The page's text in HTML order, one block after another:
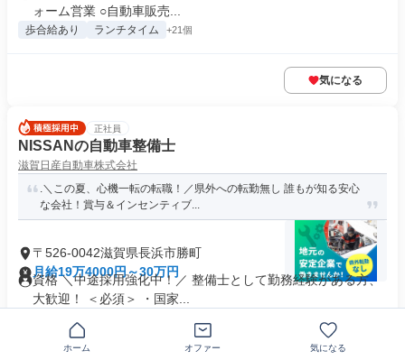
ォーム営業 ○自動車販売...
歩合給あり ランチタイム +21個
気になる
正社員
NISSANの自動車整備士
滋賀日産自動車株式会社
.＼この夏、心機一転の転職！／県外への転勤無し 誰もが知る安心
な会社！賞与＆インセンティブ...
〒526-0042滋賀県長浜市勝町
月給19万4000円～30万円
資格 ＼中途採用強化中！／ 整備士として勤務経験がある方、
大歓迎！ ＜必須＞ ・国家...
ホーム オファー 気になる